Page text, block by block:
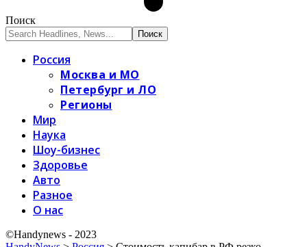
Поиск
Россия
Москва и МО
Петербург и ЛО
Регионы
Мир
Наука
Шоу-бизнес
Здоровье
Авто
Разное
О нас
©Handynews - 2023